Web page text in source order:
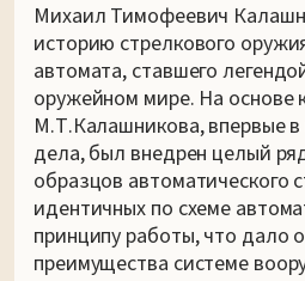
Михаил Тимофеевич
историю стрелкового
автомата, ставшего
оружейном мире. На основе
М.Т.Калашникова, впервые в
дела, был внедрен целый
образцов автоматического
идентичных по схеме
принципу работы, что дало
преимущества системе